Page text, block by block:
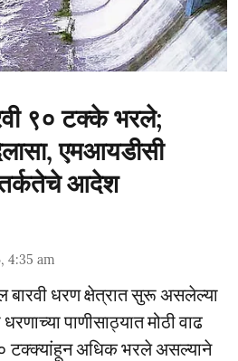
९० टक्के भरले;
एमआयडीसी
आदेश
4:35 am
बारवी धरण क्षेत्रात सुरू असलेल्या
पाणीसाठ्यात मोठी वाढ
टक्क्यांहून अधिक भरले असल्याने